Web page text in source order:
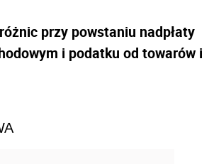
przy powstaniu nadpłaty
i podatku od towarów i